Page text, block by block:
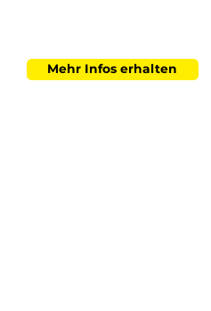
Mehr Infos erhalten